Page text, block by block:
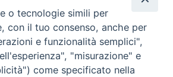
ORE
o tecnologie simili per
con il tuo consenso, anche per
e funzionalità semplici",
"misurazione" e
come specificato nella